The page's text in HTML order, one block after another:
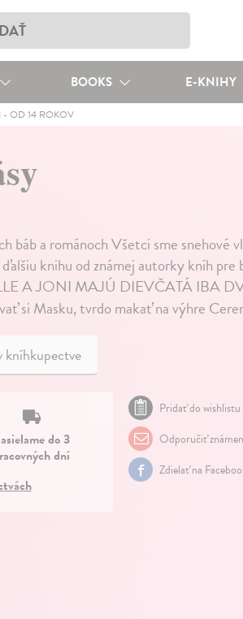
BOOKS E-KNIHY
- OD 14 ROKOV
báb a románoch Všetci sme snehové
knihu od známej autorky kníh
A JONI MAJÚ DIEVČATÁ IBA
si Masku, tvrdo makať na výhre
kníhkupectve
do 3
dní
Pridať do wishlistu
Odporučiť
Zdielať na